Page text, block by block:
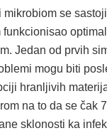
mikrobiom se
funkcionisao
Jedan od prvih
mogu biti
hranljivih
na to da se čak
sklonosti ka